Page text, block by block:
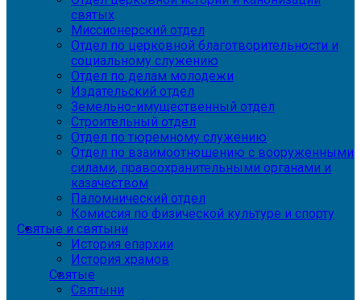
святых
Миссионерский отдел
Отдел по церковной благотворительности и
социальному служению
Отдел по делам молодежи
Издательский отдел
Земельно-имущественный отдел
Строительный отдел
Отдел по тюремному служению
Отдел по взаимоотношению с вооруженными
силами, правоохранительными органами и
казачеством
Паломнический отдел
Комиссия по физической культуре и спорту
Святые и святыни
История епархии
История храмов
Святые
Святыни